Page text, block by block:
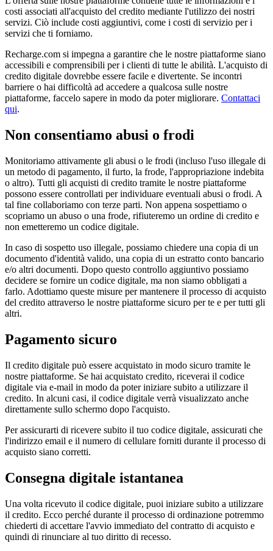
costi associati all'acquisto del credito mediante l'utilizzo dei nostri
servizi. Ciò include costi aggiuntivi, come i costi di servizio per i
servizi che ti forniamo.
Recharge.com si impegna a garantire che le nostre piattaforme siano
accessibili e comprensibili per i clienti di tutte le abilità. L'acquisto di
credito digitale dovrebbe essere facile e divertente. Se incontri
barriere o hai difficoltà ad accedere a qualcosa sulle nostre
piattaforme, faccelo sapere in modo da poter migliorare. Contattaci
qui.
Non consentiamo abusi o frodi
Monitoriamo attivamente gli abusi o le frodi (incluso l'uso illegale di
un metodo di pagamento, il furto, la frode, l'appropriazione indebita
o altro). Tutti gli acquisti di credito tramite le nostre piattaforme
possono essere controllati per individuare eventuali abusi o frodi. A
tal fine collaboriamo con terze parti. Non appena sospettiamo o
scopriamo un abuso o una frode, rifiuteremo un ordine di credito e
non emetteremo un codice digitale.
In caso di sospetto uso illegale, possiamo chiedere una copia di un
documento d'identità valido, una copia di un estratto conto bancario
e/o altri documenti. Dopo questo controllo aggiuntivo possiamo
decidere se fornire un codice digitale, ma non siamo obbligati a
farlo. Adottiamo queste misure per mantenere il processo di acquisto
del credito attraverso le nostre piattaforme sicuro per te e per tutti gli
altri.
Pagamento sicuro
Il credito digitale può essere acquistato in modo sicuro tramite le
nostre piattaforme. Se hai acquistato credito, riceverai il codice
digitale via e-mail in modo da poter iniziare subito a utilizzare il
credito. In alcuni casi, il codice digitale verrà visualizzato anche
direttamente sullo schermo dopo l'acquisto.
Per assicurarti di ricevere subito il tuo codice digitale, assicurati che
l'indirizzo email e il numero di cellulare forniti durante il processo di
acquisto siano corretti.
Consegna digitale istantanea
Una volta ricevuto il codice digitale, puoi iniziare subito a utilizzare
il credito. Ecco perché durante il processo di ordinazione potremmo
chiederti di accettare l'avvio immediato del contratto di acquisto e
quindi di rinunciare al tuo diritto di recesso.